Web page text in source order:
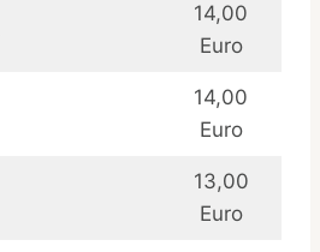
14,00
Euro
14,00
Euro
13,00
Euro